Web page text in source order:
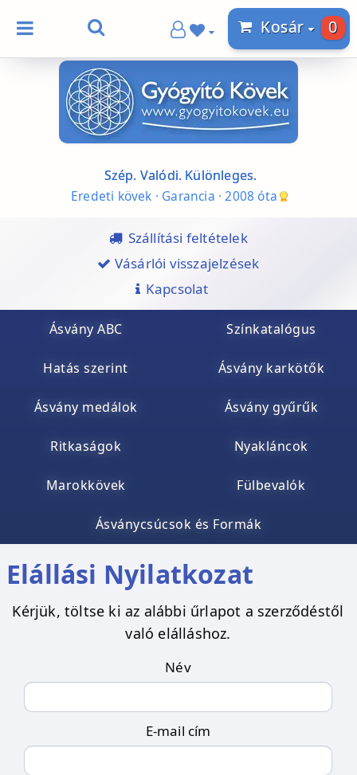
Kosár 0
Szép. Valódi. Különleges.
Eredeti kövek · Garancia · 2008 óta
Szállítási feltételek
Vásárlói visszajelzések
Kapcsolat
Ásvány ABC Színkatalógus
Hatás szerint Ásvány karkötők
Ásvány medálok Ásvány gyűrűk
Ritkaságok Nyakláncok
Marokkövek Fülbevalók
Ásványcsúcsok és Formák
Elállási Nyilatkozat
Kérjük, töltse ki az alábbi űrlapot a szerződéstől
való elálláshoz.
Név
E-mail cím